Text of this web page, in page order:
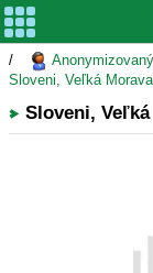
/
Sloveni, Veľká
Sloveni,